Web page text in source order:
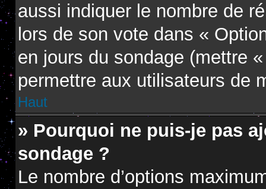
aussi indiquer le nombre de
lors de son vote dans «
en jours du sondage (mettre
permettre aux utilisateurs de
Haut
» Pourquoi ne puis-je pas
sondage ?
Le nombre d’options